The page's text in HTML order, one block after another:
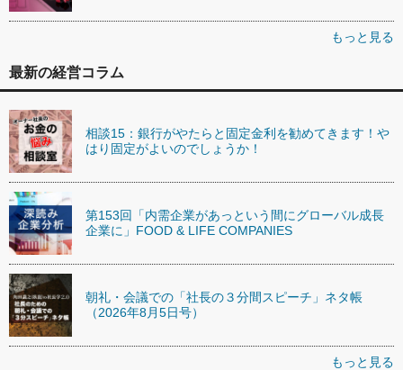
もっと見る
最新の経営コラム
相談15：銀行がやたらと固定金利を勧めてきます！や
はり固定がよいのでしょうか！
第153回「内需企業があっという間にグローバル成長
企業に」FOOD & LIFE COMPANIES
朝礼・会議での「社長の３分間スピーチ」ネタ帳
（2026年8月5日号）
もっと見る